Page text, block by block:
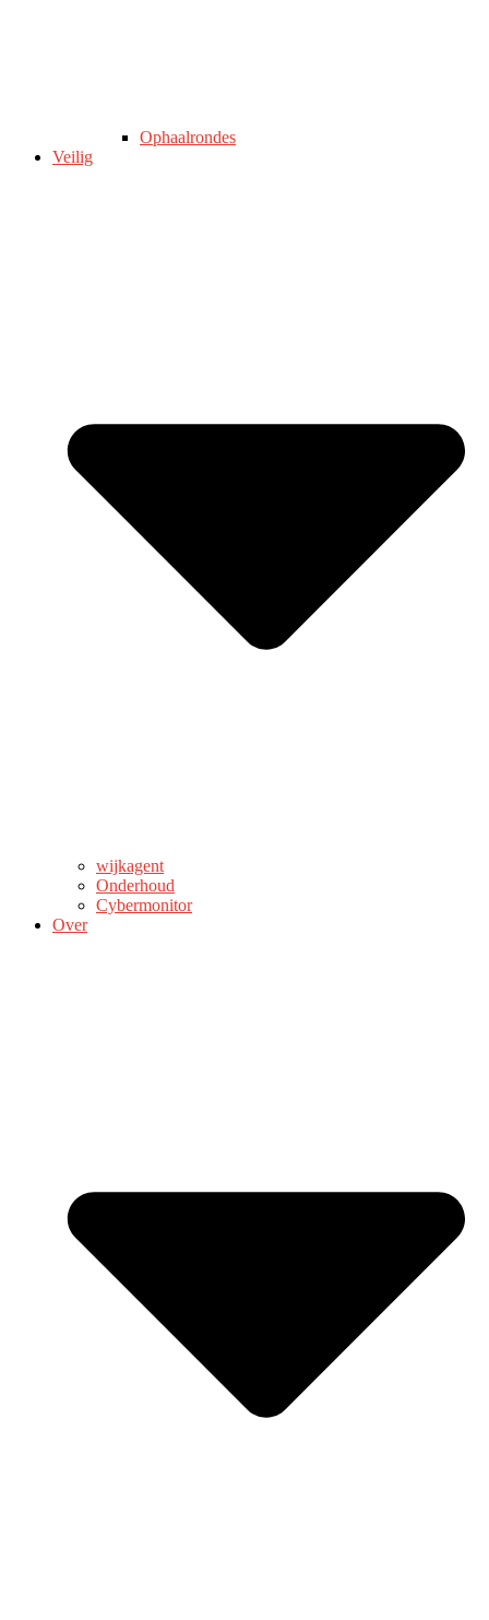
Ophaalrondes
Veilig
wijkagent
Onderhoud
Cybermonitor
Over